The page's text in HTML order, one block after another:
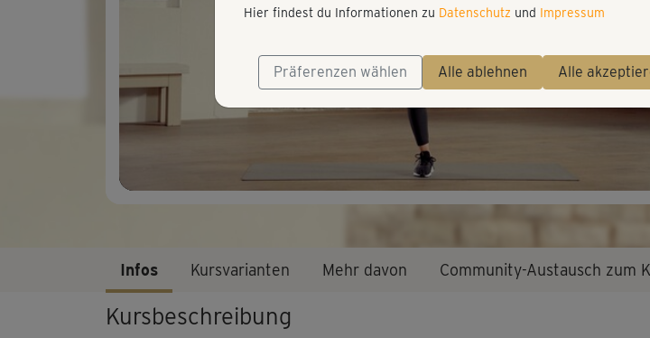
Video
Infos Kursvarianten Mehr davon Community-Austausch zum
Kursbeschreibung
Hier findest du Informationen zu Datenschutz und Impressum
Präferenzen wählen Alle ablehnen Alle